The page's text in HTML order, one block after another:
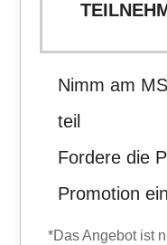
Nimm am
teil
Fordere die
Promotion
*Das Angebot ist